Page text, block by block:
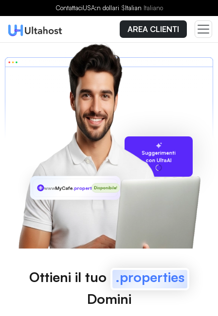
ContattaciUSA:n dollari $Italian Italiano
AREA CLIENTI
Suggerimenti
con UltaAI
wwwMyCafe.propertiesDisponibile!
Ottieni il tuo .properties
Domini